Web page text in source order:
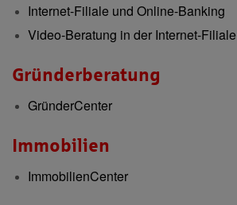
Internet-Filiale und Online-Banking
Video-Beratung in der Internet-Filiale
Gründerberatung
GründerCenter
Immobilien
ImmobilienCenter